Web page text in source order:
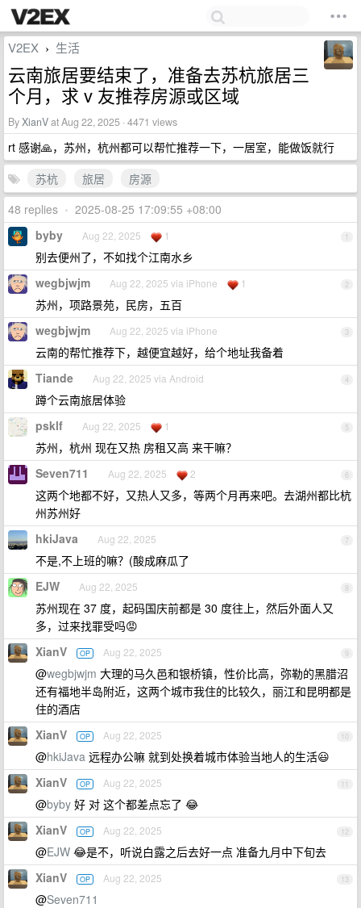
V2EX › 生活
云南旅居要结束了，准备去苏杭旅居三
个月，求 v 友推荐房源或区域
ByXianVat Aug 22, 2025 · 4471 views
rt 感谢🙏，苏州，杭州都可以帮忙推荐一下，一居室，能做饭就行
苏杭
旅居
房源
48 replies • 2025-08-25 17:09:55 +08:00
1
byby Aug 22, 2025 1
别去便州了，不如找个江南水乡
2
wegbjwjm Aug 22, 2025 via iPhone 1
苏州，项路景苑，民房，五百
3
wegbjwjm Aug 22, 2025 via iPhone
云南的帮忙推荐下，越便宜越好，给个地址我备着
4
Tiande Aug 22, 2025 via Android
蹲个云南旅居体验
5
psklf Aug 22, 2025 1
苏州，杭州 现在又热 房租又高 来干嘛？
6
Seven711 Aug 22, 2025 2
这两个地都不好，又热人又多，等两个月再来吧。去湖州都比杭
州苏州好
7
hkiJava Aug 22, 2025
不是,不上班的嘛？(酸成麻瓜了
8
EJW Aug 22, 2025
苏州现在 37 度，起码国庆前都是 30 度往上，然后外面人又
多，过来找罪受吗😡
9
XianV OP Aug 22, 2025
@wegbjwjm 大理的马久邑和银桥镇，性价比高，弥勒的黑腊沼
还有福地半岛附近，这两个城市我住的比较久，丽江和昆明都是
住的酒店
10
XianV OP Aug 22, 2025
@hkiJava 远程办公嘛 就到处换着城市体验当地人的生活😃
11
XianV OP Aug 22, 2025
@byby 好 对 这个都差点忘了 😂
12
XianV OP Aug 22, 2025
@EJW 😂是不，听说白露之后去好一点 准备九月中下旬去
13
XianV OP Aug 22, 2025
@Seven711